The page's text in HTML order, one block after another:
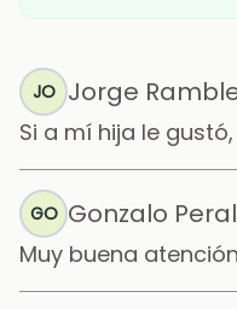
JO Jorge
Si a mí hija le
GO Gonzalo
Muy buena